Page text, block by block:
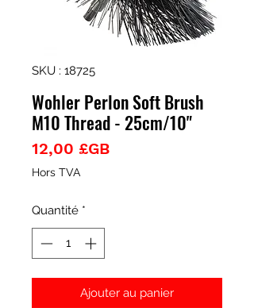
SKU : 18725
Wohler Perlon Soft Brush
M10 Thread - 25cm/10"
12,00 £GBPrix
Hors TVA
Quantité *
Ajouter au panier